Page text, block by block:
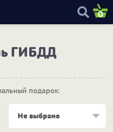
0
ГИБДД
подарок:
Не выбрано